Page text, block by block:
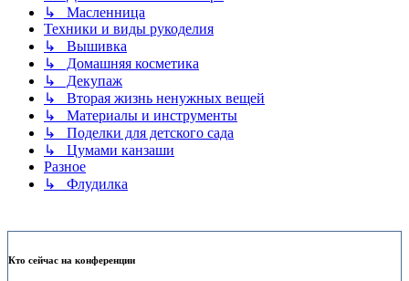
↳ Масленница
Техники и виды рукоделия
↳ Вышивка
↳ Домашняя косметика
↳ Декупаж
↳ Вторая жизнь ненужных вещей
↳ Материалы и инструменты
↳ Поделки для детского сада
↳ Цумами канзаши
Разное
↳ Флудилка
Кто сейчас на конференции